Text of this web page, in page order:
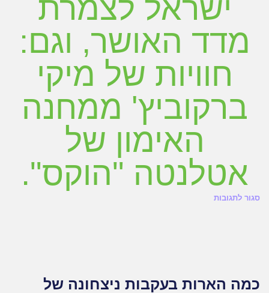
ישראל לצמרת
מדד האושר, וגם:
חוויות של מיקי
ברקוביץ' ממחנה
האימון של
אטלנטה "הוקס".
סגור לתגובותעל
הופעתן
כמה הארות בעקבות ניצחונה של